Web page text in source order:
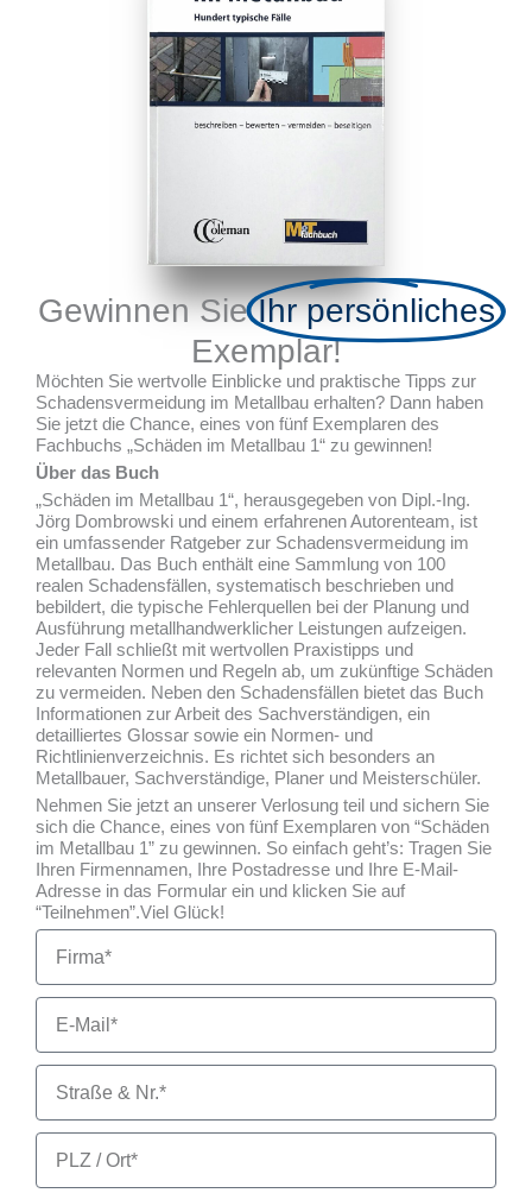
Gewinnen SieIhr persönliches
Exemplar!
Möchten Sie wertvolle Einblicke und praktische Tipps zur
Schadensvermeidung im Metallbau erhalten? Dann haben
Sie jetzt die Chance, eines von fünf Exemplaren des
Fachbuchs „Schäden im Metallbau 1“ zu gewinnen!
Über das Buch
„Schäden im Metallbau 1“, herausgegeben von Dipl.-Ing.
Jörg Dombrowski und einem erfahrenen Autorenteam, ist
ein umfassender Ratgeber zur Schadensvermeidung im
Metallbau. Das Buch enthält eine Sammlung von 100
realen Schadensfällen, systematisch beschrieben und
bebildert, die typische Fehlerquellen bei der Planung und
Ausführung metallhandwerklicher Leistungen aufzeigen.
Jeder Fall schließt mit wertvollen Praxistipps und
relevanten Normen und Regeln ab, um zukünftige Schäden
zu vermeiden. Neben den Schadensfällen bietet das Buch
Informationen zur Arbeit des Sachverständigen, ein
detailliertes Glossar sowie ein Normen- und
Richtlinienverzeichnis. Es richtet sich besonders an
Metallbauer, Sachverständige, Planer und Meisterschüler.
Nehmen Sie jetzt an unserer Verlosung teil und sichern Sie
sich die Chance, eines von fünf Exemplaren von “Schäden
im Metallbau 1” zu gewinnen. So einfach geht’s: Tragen Sie
Ihren Firmennamen, Ihre Postadresse und Ihre E-Mail-
Adresse in das Formular ein und klicken Sie auf
“Teilnehmen”.Viel Glück!
F
r
m
E
M
a
l
S
r
a
e
P
Z